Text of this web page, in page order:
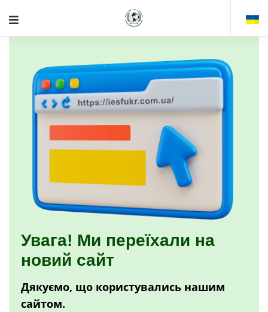
Увага! Ми переїхали на
новий сайт
Дякуємо, що користувались нашим
сайтом.